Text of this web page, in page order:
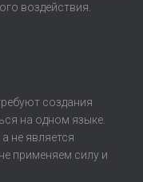
воздействия.
создания
на одном языке.
не является
применяем силу и